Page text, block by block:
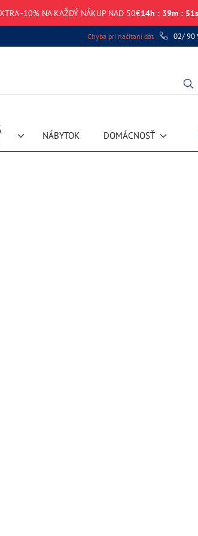
-10% NA KAŽDÝ NÁKUP NAD 50€14h : 39m : 51s
Chyba pri načítaní dát 02/ 90
NÁBYTOK DOMÁCNOSŤ